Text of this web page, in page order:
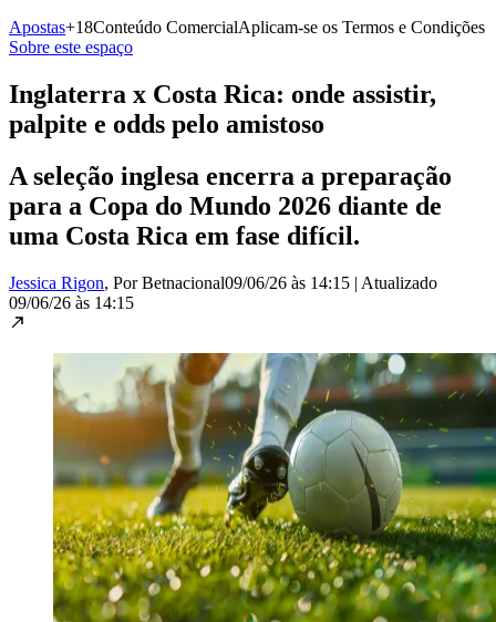
Apostas+18Conteúdo ComercialAplicam-se os Termos e Condições
Sobre este espaço
Inglaterra x Costa Rica: onde assistir,
palpite e odds pelo amistoso
A seleção inglesa encerra a preparação
para a Copa do Mundo 2026 diante de
uma Costa Rica em fase difícil.
Jessica Rigon, Por Betnacional09/06/26 às 14:15 | Atualizado
09/06/26 às 14:15